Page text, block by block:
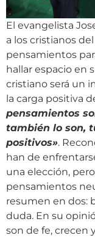
El evangelista
a los cristianos
pensamientos
hallar espacio en
cristiano será un
la carga positiva
pensamientos
también lo son,
positivos».
han de
una elección,
pensamientos
resumen en dos:
duda. En su
son de fe, crecen